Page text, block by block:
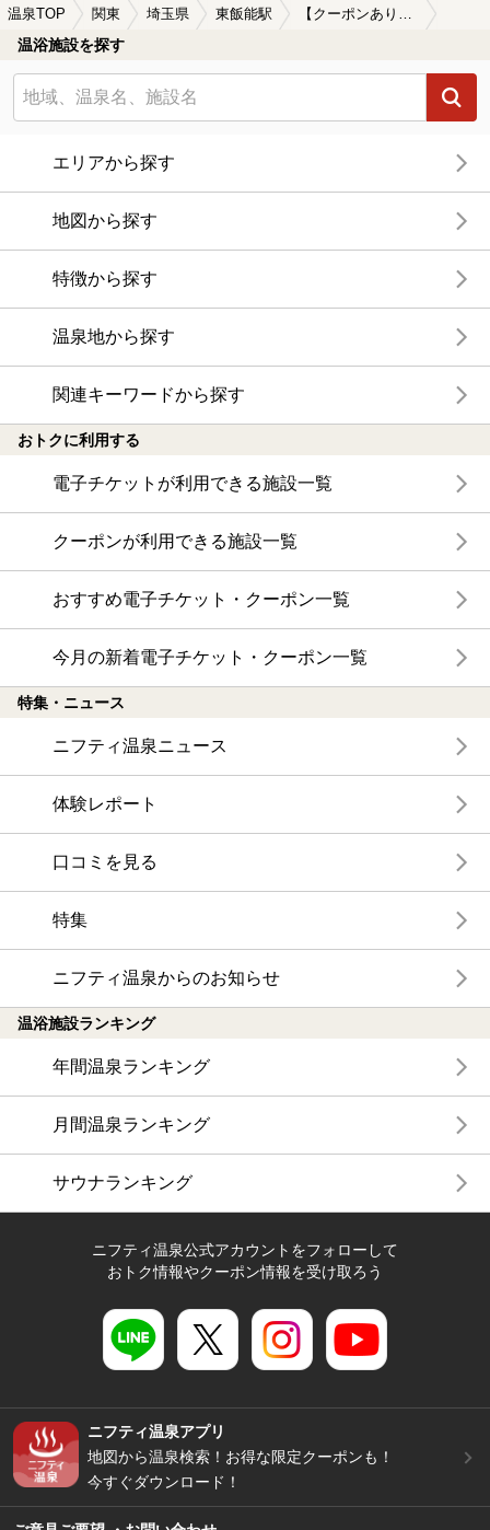
温泉TOP 関東 埼玉県 東飯能駅 【クーポンあり】冷え性に効能がある東飯能駅近くの温泉、日帰り温泉、スーパー銭湯おすすめ
温浴施設を探す
エリアから探す
地図から探す
特徴から探す
温泉地から探す
関連キーワードから探す
おトクに利用する
電子チケットが利用できる施設一覧
クーポンが利用できる施設一覧
おすすめ電子チケット・クーポン一覧
今月の新着電子チケット・クーポン一覧
特集・ニュース
ニフティ温泉ニュース
体験レポート
口コミを見る
特集
ニフティ温泉からのお知らせ
温浴施設ランキング
年間温泉ランキング
月間温泉ランキング
サウナランキング
ニフティ温泉公式アカウントをフォローして
おトク情報やクーポン情報を受け取ろう
ニフティ温泉アプリ
地図から温泉検索！お得な限定クーポンも！
今すぐダウンロード！